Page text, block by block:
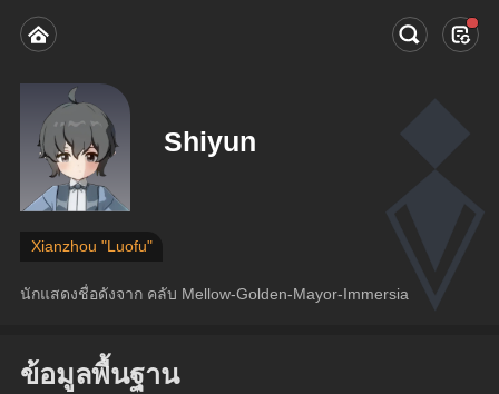
Shiyun
Xianzhou "Luofu"
นักแสดงชื่อดังจาก คลับ Mellow-Golden-Mayor-Immersia
ข้อมูลพื้นฐาน